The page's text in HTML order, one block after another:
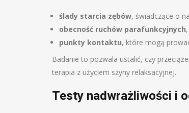
ślady starcia zębów, świadczące o
obecność ruchów parafunkcyjnych
punkty kontaktu, które mogą
Badanie to pozwala ustalić, czy
terapia z użyciem szyny relaksacyjnej.
Testy nadwrażliwości i